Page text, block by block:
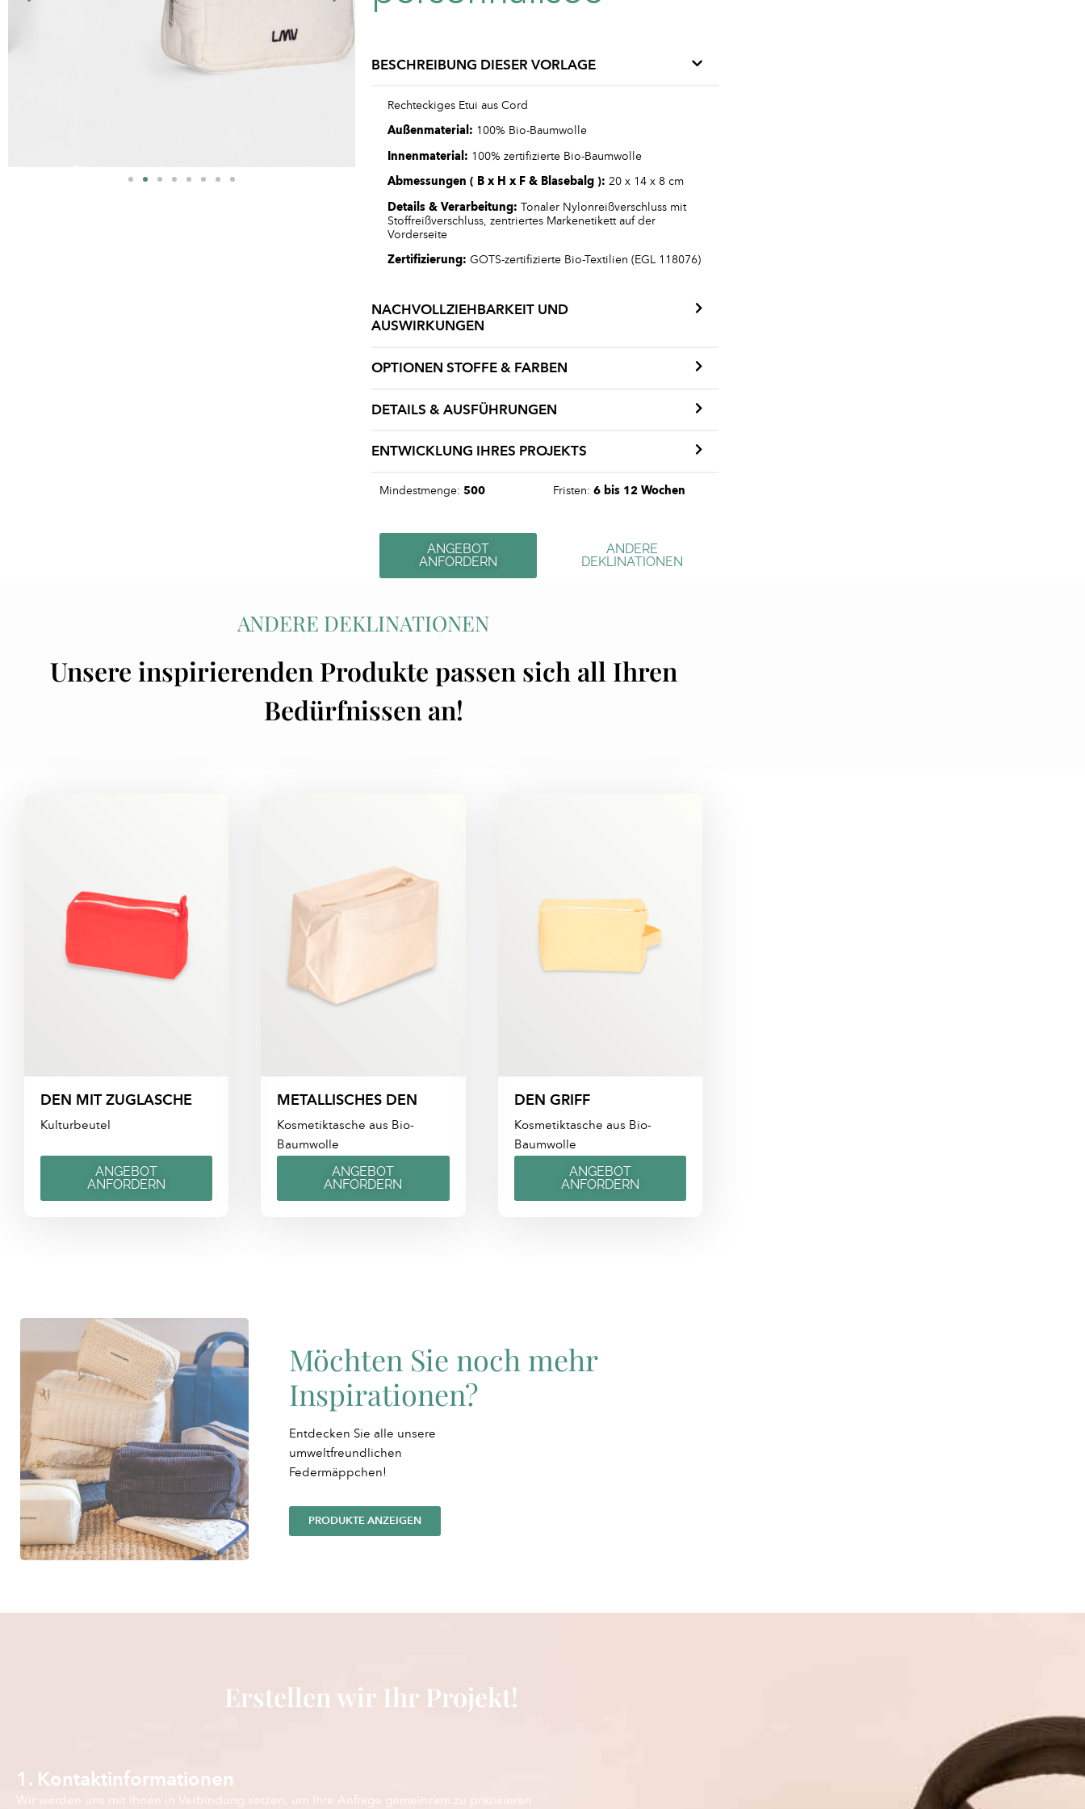
BESCHREIBUNG DIESER VORLAGE
Rechteckiges Etui aus Cord
Außenmaterial: 100% Bio-Baumwolle
Innenmaterial: 100% zertifizierte Bio-Baumwolle
Abmessungen ( B x H x F & Blasebalg ): 20 x 14 x 8 cm
Details & Verarbeitung: Tonaler Nylonreißverschluss mit
Stoffreißverschluss, zentriertes Markenetikett auf der
Vorderseite
Zertifizierung: GOTS-zertifizierte Bio-Textilien (EGL 118076)
NACHVOLLZIEHBARKEIT UND
AUSWIRKUNGEN
OPTIONEN STOFFE & FARBEN
DETAILS & AUSFÜHRUNGEN
ENTWICKLUNG IHRES PROJEKTS
Mindestmenge: 500 Fristen: 6 bis 12 Wochen
ANGEBOT
ANFORDERN
ANDERE
DEKLINATIONEN
ANDERE DEKLINATIONEN
Unsere inspirierenden Produkte passen sich all Ihren
Bedürfnissen an!
DEN MIT ZUGLASCHE
Kulturbeutel
ANGEBOT
ANFORDERN
METALLISCHES DEN
Kosmetiktasche aus Bio-
Baumwolle
ANGEBOT
ANFORDERN
DEN GRIFF
Kosmetiktasche aus Bio-
Baumwolle
ANGEBOT
ANFORDERN
Möchten Sie noch mehr
Inspirationen?
Entdecken Sie alle unsere
umweltfreundlichen
Federmäppchen!
PRODUKTE ANZEIGEN
Erstellen wir Ihr Projekt!
1. Kontaktinformationen
Wir werden uns mit Ihnen in Verbindung setzen, um Ihre Anfrage gemeinsam zu präzisieren.